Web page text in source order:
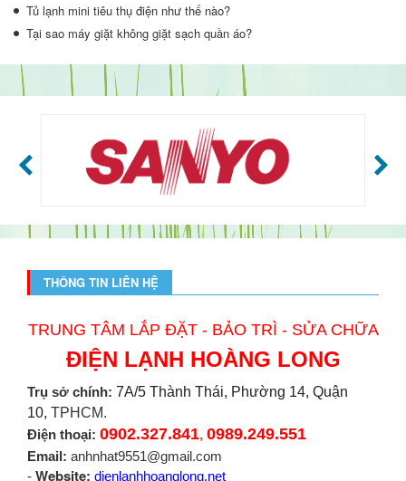
Tủ lạnh mini tiêu thụ điện như thế nào?
Tại sao máy giặt không giặt sạch quần áo?
THÔNG TIN LIÊN HỆ
TRUNG TÂM LẮP ĐẶT - BẢO TRÌ - SỬA CHỮA
ĐIỆN LẠNH HOÀNG LONG
Trụ sở chính: 7A/5 Thành Thái, Phường 14, Quận
10, TPHCM.
Điện thoại: 0902.327.841, 0989.249.551
Email: anhnhat9551@gmail.com
- Website: dienlanhhoanglong.net